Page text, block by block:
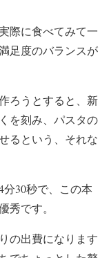
際に食べてみて一
足度のバランスが
ろうとすると、新
を刻み、パスタの
るという、それな
30秒で、この本
秀です。
の出費になります